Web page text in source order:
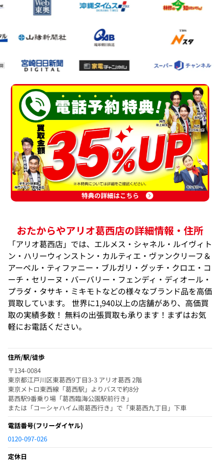
特典の詳細はこちら
おたからやアリオ葛西店の詳細情報・住所
「アリオ葛西店」では、エルメス・シャネル・ルイヴィト
ン・ハリーウィンストン・カルティエ・ヴァンクリーフ＆
アーペル・ティファニー・ブルガリ・グッチ・クロエ・コ
ーチ・セリーヌ・バーバリー・フェンディ・ディオール・
プラダ・タサキ・ミキモトなどの様々なブランド品を高価
買取しています。 世界に1,940以上の店舗があり、高価買
取の実績多数！ 無料の出張買取も承ります！まずはお気
軽にお電話ください。
住所/駅/徒歩
〒134-0084
東京都江戸川区東葛西9丁目3-3 アリオ葛西 2階
東京メトロ東西線「葛西駅」よりバスで約8分
葛西駅9番乗り場「葛西臨海公園駅前行き」
または「コーシャハイム南葛西行き」で「東葛西九丁目」下車
電話番号(フリーダイヤル)
0120-097-026
定休日